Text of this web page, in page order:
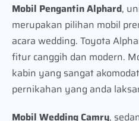
Mobil Pengantin Alphard,
merupakan pilihan mobil
acara wedding. Toyota
fitur canggih dan modern.
kabin yang sangat
pernikahan yang anda
Mobil Wedding Camry,